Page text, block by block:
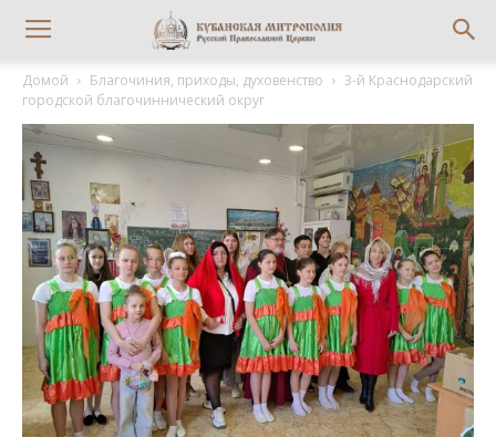
Домой Благочиния, приходы, духовенство
3-й Краснодарский
городской благочиннический округ